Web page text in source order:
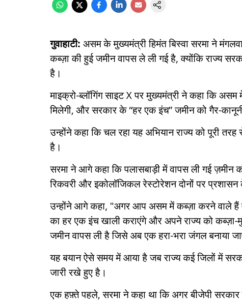
गुवाहाटी: असम के मुख्यमंत्री हिमंत बिस्वा सरमा ने
कब्ज़ा की हुई जमीन वापस ले ली गई है, क्योंकि राज्य
है।
माइक्रो-ब्लॉगिंग साइट X पर मुख्यमंत्री ने कहा कि
मिलेगी, और सरकार के “हर एक इंच” जमीन को गैर-
उन्होंने कहा कि चल रहा यह अभियान राज्य को पूरी
है।
सरमा ने आगे कहा कि पलासबाड़ी में वापस ली गई ज़मीन
रिकवरी और इकोलॉजिकल रेस्टोरेशन दोनों पर
उन्होंने आगे कहा, "अगर आप असम में कब्ज़ा करने वाले हैं
का हर एक इंच खाली कराएंगे और अपने राज्य को
जमीन वापस ली है जिसे अब एक हरा-भरा जंगल बनाया
यह बयान ऐसे समय में आया है जब राज्य कई जिलों में
जारी रखे हुए है।
एक हफ़्ते पहले, सरमा ने कहा था कि अगर बीजेपी सरकार